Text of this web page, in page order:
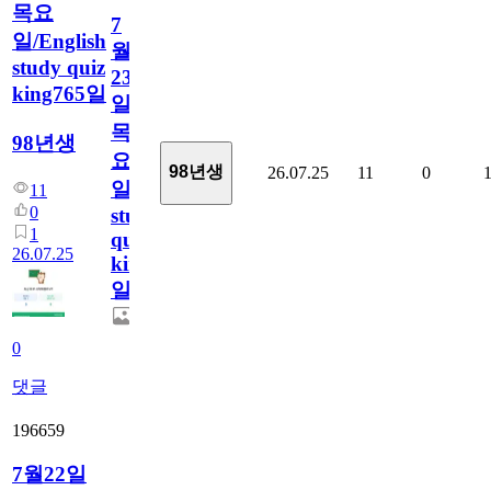
목요
일/English
study quiz
king765일
98년생
11
0
1
26.07.25
0
댓글
7
월
23
일
목
요
일/English
study
quiz
king765
일
98년생 26.07.25 11 0 1
196659
7월22일